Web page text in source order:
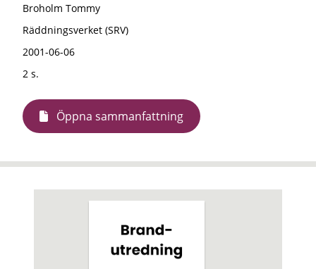
Broholm Tommy
Räddningsverket (SRV)
2001-06-06
2 s.
Öppna sammanfattning